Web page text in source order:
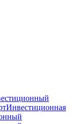
Инвестиционная